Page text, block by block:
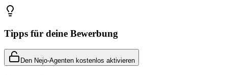
Tipps für deine Bewerbung
Den Nejo-Agenten kostenlos aktivieren